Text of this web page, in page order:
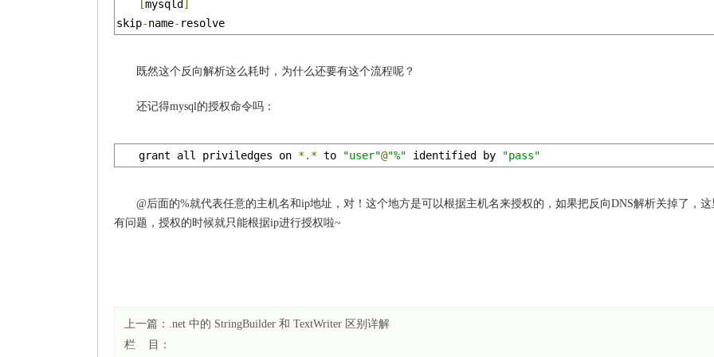
mysqld
skip-name- resolve
既然这个反向解析这么耗时，为什么还要有这个流程呢？
还记得mysql的授权命令吗：
grant all priviledges on *.* to "user"@"%" identified by "pass"
@后面的%就代表任意的主机名和ip地址，对！这个地方是可以根据主机名来授权的，如果把反向DNS解析关掉了，
有问题，授权的时候就只能根据ip进行授权啦~
上一篇： .net 中的 StringBuilder 和 TextWriter 区别详解
栏 目：